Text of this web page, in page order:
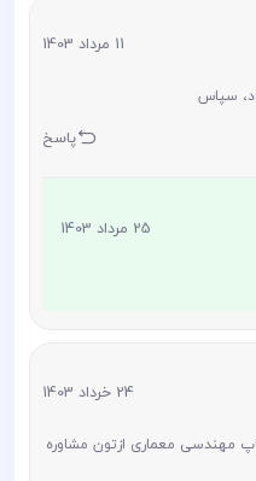
11 مرداد 1403
سپاس
پاسخ
25 مرداد 1403
24 خرداد 1403
معماری ازتون مشاوره